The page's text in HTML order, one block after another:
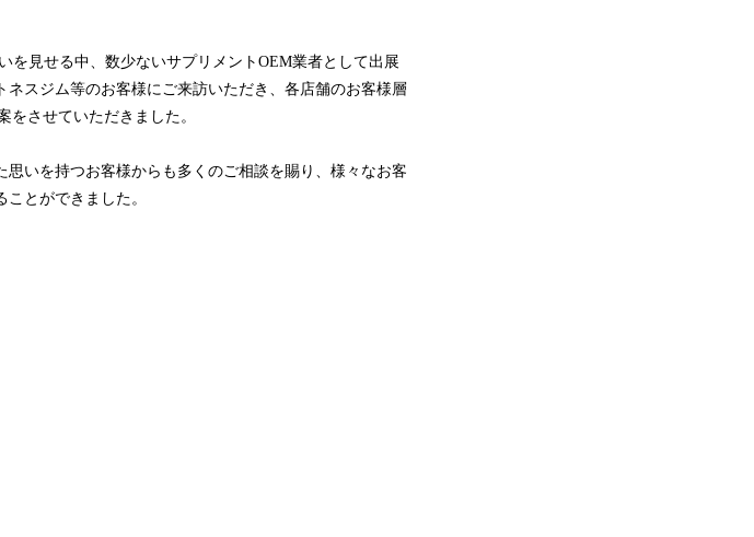
み
込
す
見せる中、数少ないサプリメントOEM業者として出展
スジム等のお客様にご来訪いただき、各店舗のお客様層
をさせていただきました。
いを持つお客様からも多くのご相談を賜り、様々なお客
とができました。